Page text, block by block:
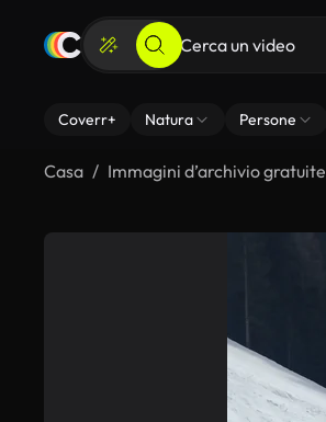
Coverr+ Natura Persone
Casa Immagini d’archivio gratuite